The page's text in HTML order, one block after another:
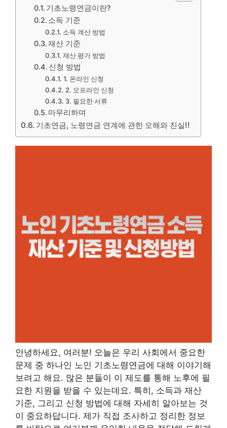
기초노령연금이란?
소득 기준
소득 계산 방법
재산 기준
재산 평가 방법
신청 방법
1. 온라인 신청
2. 오프라인 신청
3. 필요한 서류
마무리하며
기초연금, 노령연금 연계에 관한 오해와 진실!!
안녕하세요, 여러분! 오늘은 우리 사회에서 중요한
문제 중 하나인 노인 기초노령연금에 대해 이야기해
보려고 해요. 많은 분들이 이 제도를 통해 노후에 필
요한 지원을 받을 수 있는데요. 특히, 소득과 재산
기준, 그리고 신청 방법에 대해 자세히 알아보는 것
이 중요하답니다. 제가 직접 조사하고 정리한 정보